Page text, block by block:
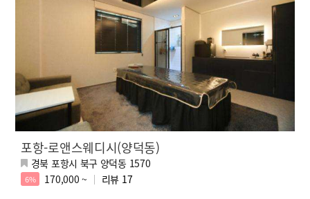
포항-로앤스웨디시(양덕동)
경북 포항시 북구 양덕동 1570
6% 170,000 ~ 리뷰 17